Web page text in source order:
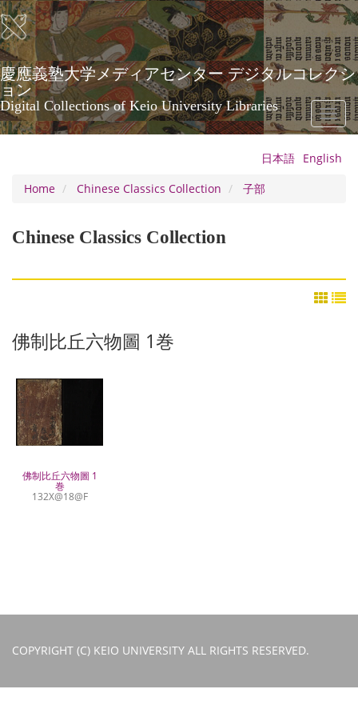
Skip
to
main
content
慶應義塾大学メディアセンター デジタルコレクシ
ョン
Digital Collections of Keio University Libraries
Toggle
日本語 English
Home
Chinese Classics Collection 子部
Chinese Classics Collection
佛制比丘六物圖 1巻
佛制比丘六物圖 1
巻
132X@18@F
COPYRIGHT (C) KEIO UNIVERSITY ALL RIGHTS RESERVED.